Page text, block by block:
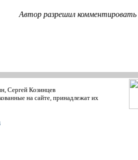
Автор разрешил
Сергей Козинцев
на сайте, принадлежат их